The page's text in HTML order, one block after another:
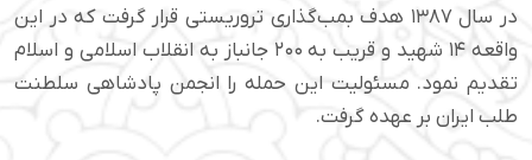
در سال ۱۳۸۷ هدف بمب‌گذاری تروریستی قرار گرفت که در این
واقعه ۱۴ شهید و قریب به ۲۰۰ جانباز به انقلاب اسلامی و اسلام
تقدیم نمود. مسئولیت این حمله را انجمن پادشاهی سلطنت
طلب ایران بر عهده گرفت.